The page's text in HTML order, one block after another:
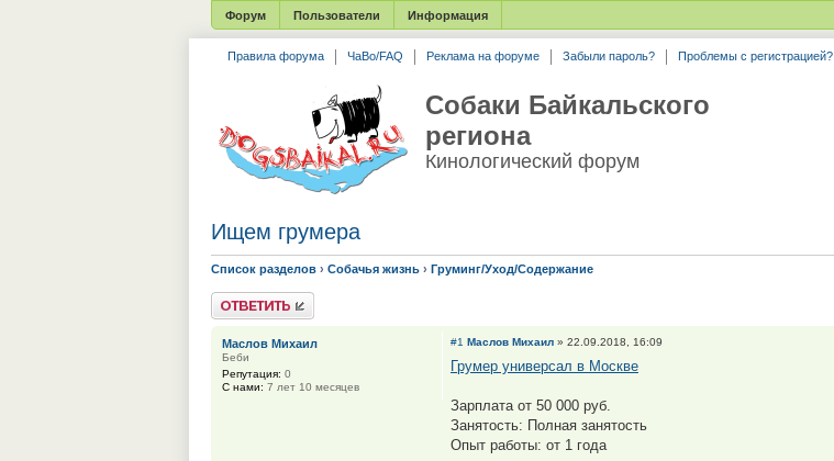
Форум Пользователи Информация
Правила форума ЧаВо/FAQ Реклама на форуме Забыли пароль? Проблемы с регистрацией?
Собаки Байкальского
региона
Кинологический форум
Ищем грумера
Список разделов › Собачья жизнь › Груминг/Уход/Содержание
Ответить
#1 Маслов Михаил » 22.09.2018, 16:09
Грумер универсал в Москве
Зарплата от 50 000 руб.
Занятость: Полная занятость
Опыт работы: от 1 года
Маслов Михаил
Беби
Репутация: 0
С нами: 7 лет 10 месяцев